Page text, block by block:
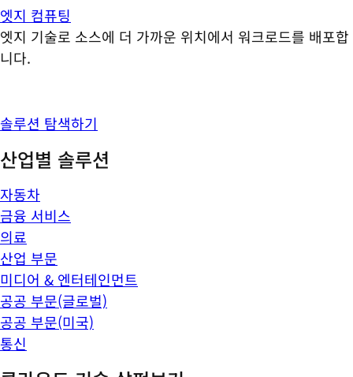
엣지 컴퓨팅
엣지 기술로 소스에 더 가까운 위치에서 워크로드를 배포합
니다.
솔루션 탐색하기
산업별 솔루션
자동차
금융 서비스
의료
산업 부문
미디어 & 엔터테인먼트
공공 부문(글로벌)
공공 부문(미국)
통신